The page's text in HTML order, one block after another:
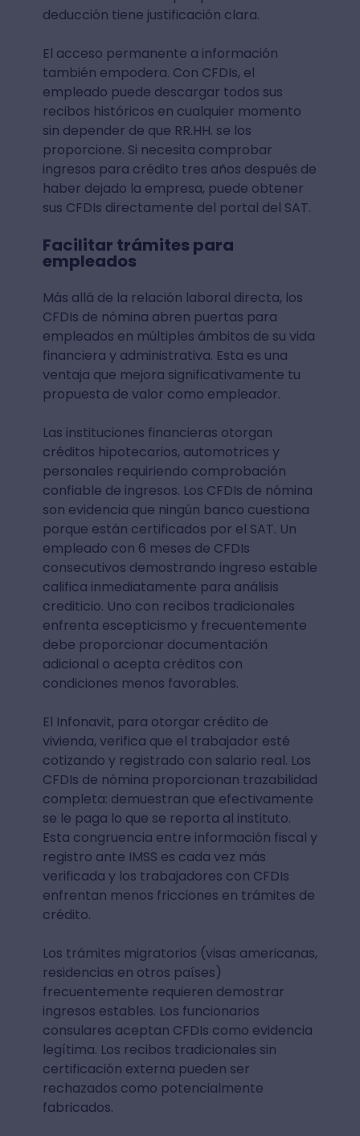
deducción tiene justificación clara.
El acceso permanente a información
también empodera. Con CFDIs, el
empleado puede descargar todos sus
recibos históricos en cualquier momento
sin depender de que RR.HH. se los
proporcione. Si necesita comprobar
ingresos para crédito tres años después de
haber dejado la empresa, puede obtener
sus CFDIs directamente del portal del SAT.
Facilitar trámites para
empleados
Más allá de la relación laboral directa, los
CFDIs de nómina abren puertas para
empleados en múltiples ámbitos de su vida
financiera y administrativa. Esta es una
ventaja que mejora significativamente tu
propuesta de valor como empleador.
Las instituciones financieras otorgan
créditos hipotecarios, automotrices y
personales requiriendo comprobación
confiable de ingresos. Los CFDIs de nómina
son evidencia que ningún banco cuestiona
porque están certificados por el SAT. Un
empleado con 6 meses de CFDIs
consecutivos demostrando ingreso estable
califica inmediatamente para análisis
crediticio. Uno con recibos tradicionales
enfrenta escepticismo y frecuentemente
debe proporcionar documentación
adicional o acepta créditos con
condiciones menos favorables.
El Infonavit, para otorgar crédito de
vivienda, verifica que el trabajador esté
cotizando y registrado con salario real. Los
CFDIs de nómina proporcionan trazabilidad
completa: demuestran que efectivamente
se le paga lo que se reporta al instituto.
Esta congruencia entre información fiscal y
registro ante IMSS es cada vez más
verificada y los trabajadores con CFDIs
enfrentan menos fricciones en trámites de
crédito.
Los trámites migratorios (visas americanas,
residencias en otros países)
frecuentemente requieren demostrar
ingresos estables. Los funcionarios
consulares aceptan CFDIs como evidencia
legítima. Los recibos tradicionales sin
certificación externa pueden ser
rechazados como potencialmente
fabricados.